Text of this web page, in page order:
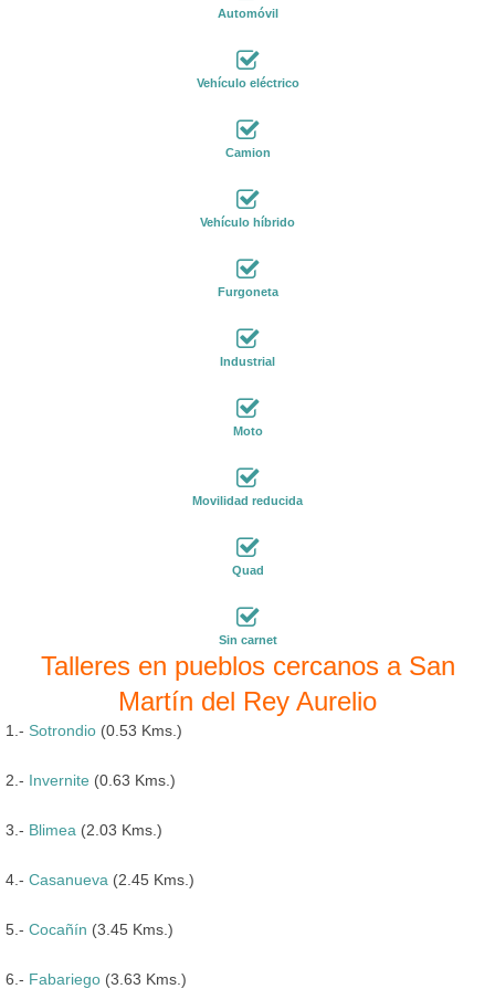
Automóvil
Vehículo eléctrico
Camion
Vehículo híbrido
Furgoneta
Industrial
Moto
Movilidad reducida
Quad
Sin carnet
Talleres en pueblos cercanos a San
Martín del Rey Aurelio
1.- Sotrondio (0.53 Kms.)
2.- Invernite (0.63 Kms.)
3.- Blimea (2.03 Kms.)
4.- Casanueva (2.45 Kms.)
5.- Cocañín (3.45 Kms.)
6.- Fabariego (3.63 Kms.)